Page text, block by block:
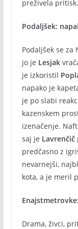
preživela pritisk.
Podaljšek:
Podaljšek se za
jo je Lesjak
je izkoristil
napako je
je po slabi
kazenskem
izenačenje.
saj je Lavrenčič
predčasno z
nevarnejši,
kota, a je meril
Drama, živci,